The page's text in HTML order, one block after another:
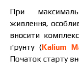
При
живлення,
вносити
ґрунту (Kalium
Початок старту